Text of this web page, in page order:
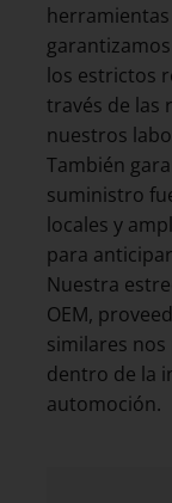
los estrictos
través de las
nuestros
También
suministro
locales y
para
Nuestra
OEM,
similares
dentro de la
automoción.